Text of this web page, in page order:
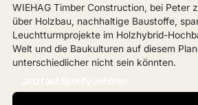
WIEHAG Timber Construction, bei Peter
über Holzbau, nachhaltige Baustoffe,
Leuchtturmprojekte im Holzhybrid-
Welt und die Baukulturen auf diesem
unterschiedlicher nicht sein könnten.